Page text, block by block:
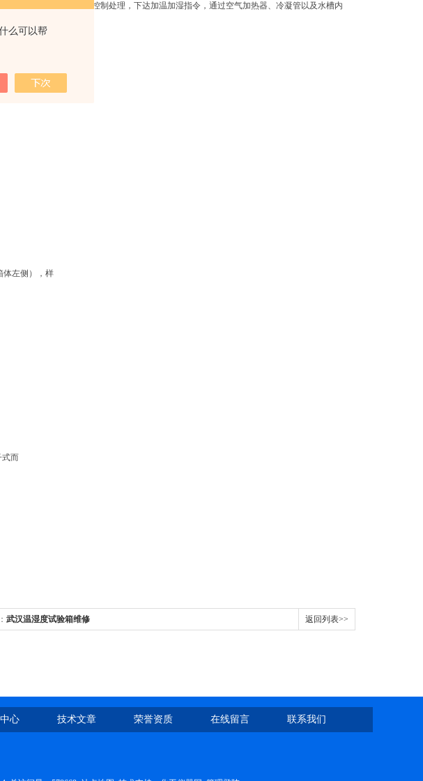
么可以帮
微型信息处理器）进行控制处理，下达加温加湿指令，通过空气加热器、冷凝管以及水槽内
标产品）
体左侧），样
式而
武汉温湿度试验箱维修 返回列表>>
心 技术文章 荣誉资质 在线留言 联系我们